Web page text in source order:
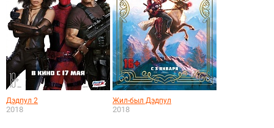
Дэдпул 2
2018
Жил-был Дэдпул
2018